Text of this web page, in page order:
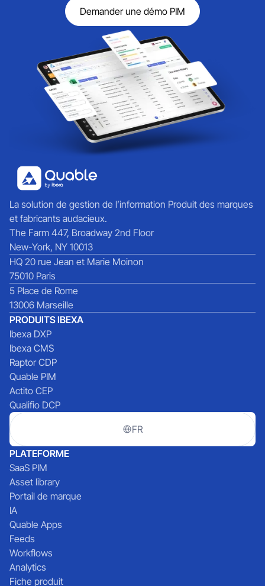
Demander une démo PIM
La solution de gestion de l’information Produit des marques
et fabricants audacieux.
The Farm 447, Broadway 2nd Floor
New-York, NY 10013
HQ 20 rue Jean et Marie Moinon
75010 Paris
5 Place de Rome
13006 Marseille
PRODUITS IBEXA
Ibexa DXP
Ibexa CMS
Raptor CDP
Quable PIM
Actito CEP
Qualifio DCP
FR
PLATEFORME
SaaS PIM
Asset library
Portail de marque
IA
Quable Apps
Feeds
Workflows
Analytics
Fiche produit